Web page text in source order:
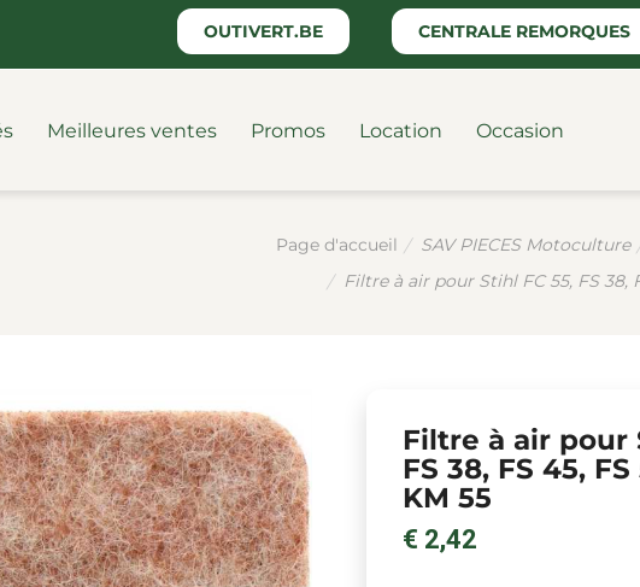
OUTIVERT.BE CENTRALE REMORQUES
Meilleures ventes Promos Location Occasion
Page d'accueil SAV PIECES Motoculture
Filtre à air pour Stihl FC 55, FS 38,
Filtre à air pour
FS 38, FS 45,
KM 55
€ 2,42